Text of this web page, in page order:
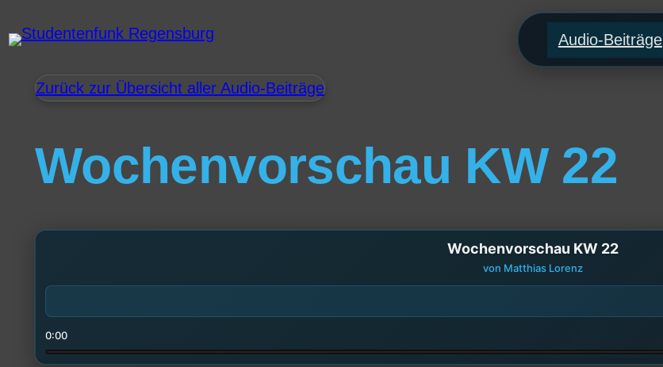
Audio-Beiträge
Zurück zur Übersicht aller Audio-Beiträge
Wochenvorschau KW 22
Wochenvorschau KW 22
von Matthias Lorenz
0:00